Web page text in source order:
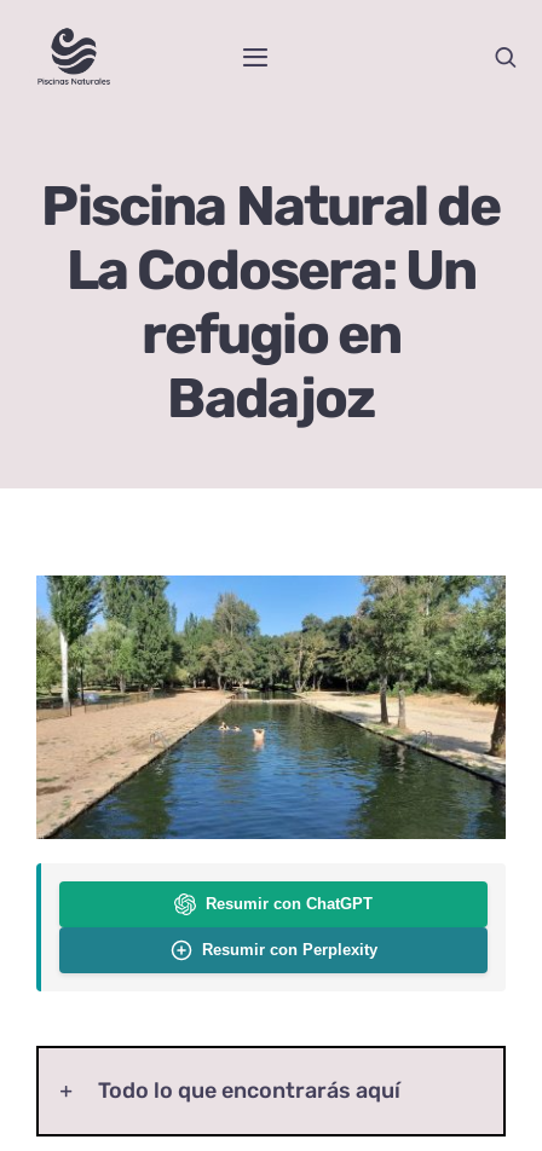
content
Toggle
Piscinas Naturales por Comunidades
Blog
Sobre Nosotras
Contacto
Piscina Natural de
La Codosera: Un
refugio en
Badajoz
Resumir con ChatGPT
Resumir con Perplexity
Todo lo que encontrarás aquí